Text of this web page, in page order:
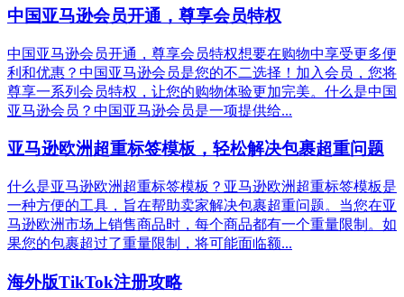
中国亚马逊会员开通，尊享会员特权
中国亚马逊会员开通，尊享会员特权想要在购物中享受更多便
利和优惠？中国亚马逊会员是您的不二选择！加入会员，您将
尊享一系列会员特权，让您的购物体验更加完美。什么是中国
亚马逊会员？中国亚马逊会员是一项提供给...
亚马逊欧洲超重标签模板，轻松解决包裹超重问题
什么是亚马逊欧洲超重标签模板？亚马逊欧洲超重标签模板是
一种方便的工具，旨在帮助卖家解决包裹超重问题。当您在亚
马逊欧洲市场上销售商品时，每个商品都有一个重量限制。如
果您的包裹超过了重量限制，将可能面临额...
海外版TikTok注册攻略